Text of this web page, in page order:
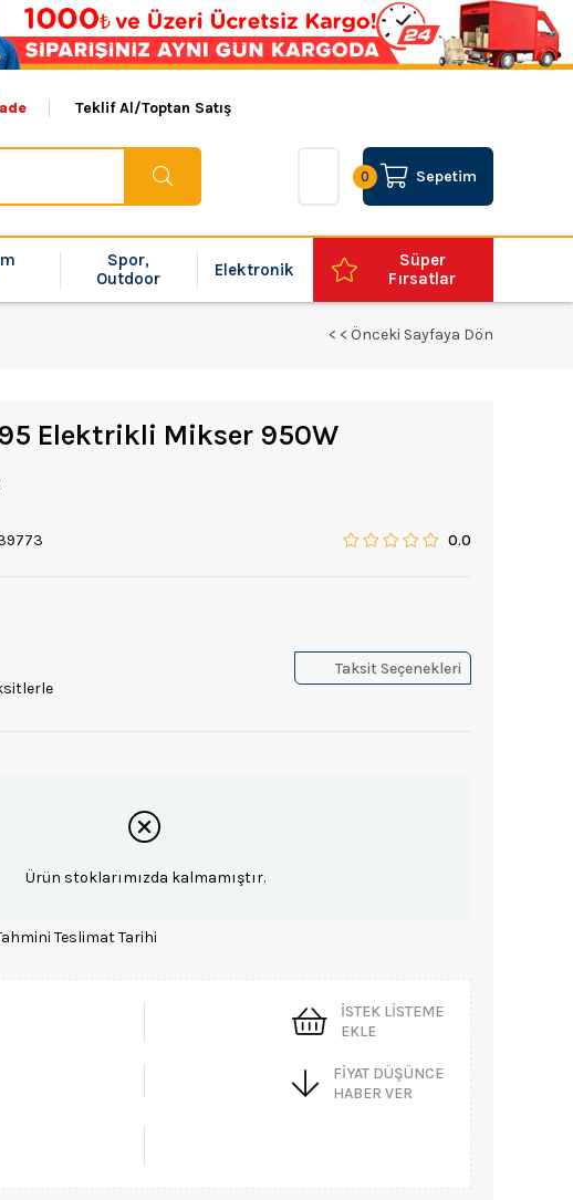
Teklif Al/Toptan Satış
Sepetim
0
Spor,
Outdoor
Elektronik
Süper
Fırsatlar
< < Önceki Sayfaya Dön
Elektrikli Mikser 950W
0.0
Taksit Seçenekleri
Ürün stoklarımızda kalmamıştır.
Teslimat Tarihi
İSTEK LISTEME
EKLE
FIYAT DÜŞÜNCE
HABER VER